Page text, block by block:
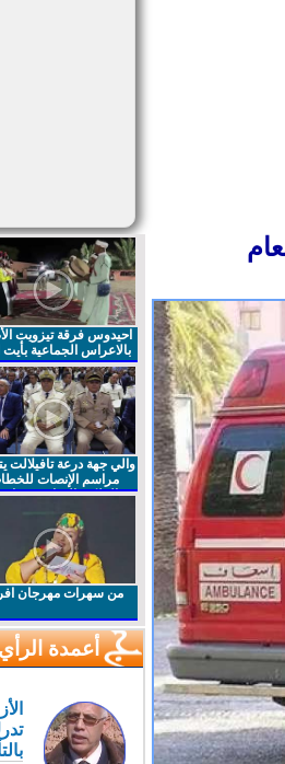
احيدوس فرقة تيزويت
بالاعراس الجماعية بأيت
والي جهة درعة تافيلالت
مراسم الإنصات للخطاب
الملكي السامي بمناسبة
من سهرات مهرجان افران
أعمدة الرأي